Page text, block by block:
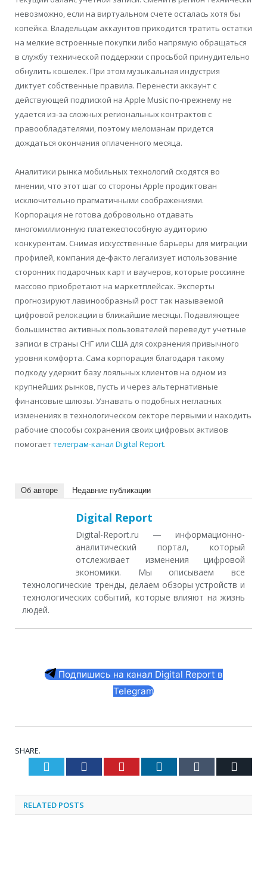
невозможно, если на виртуальном счете осталась хотя бы
копейка. Владельцам аккаунтов приходится тратить остатки
на мелкие встроенные покупки либо напрямую обращаться
в службу технической поддержки с просьбой принудительно
обнулить кошелек. При этом музыкальная индустрия
диктует собственные правила. Перенести аккаунт с
действующей подпиской на Apple Music по-прежнему не
удается из-за сложных региональных контрактов с
правообладателями, поэтому меломанам придется
дождаться окончания оплаченного месяца.
Аналитики рынка мобильных технологий сходятся во
мнении, что этот шаг со стороны Apple продиктован
исключительно прагматичными соображениями.
Корпорация не готова добровольно отдавать
многомиллионную платежеспособную аудиторию
конкурентам. Снимая искусственные барьеры для миграции
профилей, компания де-факто легализует использование
сторонних подарочных карт и ваучеров, которые россияне
массово приобретают на маркетплейсах. Эксперты
прогнозируют лавинообразный рост так называемой
цифровой релокации в ближайшие месяцы. Подавляющее
большинство активных пользователей переведут учетные
записи в страны СНГ или США для сохранения привычного
уровня комфорта. Сама корпорация благодаря такому
подходу удержит базу лояльных клиентов на одном из
крупнейших рынков, пусть и через альтернативные
финансовые шлюзы. Узнавать о подобных негласных
изменениях в технологическом секторе первыми и находить
рабочие способы сохранения своих цифровых активов
помогаеттелеграм-канал Digital Report.
Об авторе Недавние публикации
Digital Report
Digital-Report.ru — информационно-
аналитический портал, который
отслеживает изменения цифровой
экономики. Мы описываем все
технологические тренды, делаем обзоры устройств и
технологических событий, которые влияют на жизнь
людей.
Подпишись на канал Digital Report в
Telegram
SHARE.
Twitter Facebook Pinterest LinkedIn Tumblr
RELATED POSTS